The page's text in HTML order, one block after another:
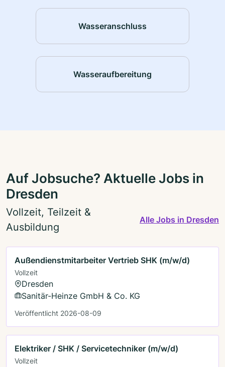
Wasseranschluss
Wasseraufbereitung
Auf Jobsuche? Aktuelle Jobs in
Dresden
Vollzeit, Teilzeit &
Ausbildung
Alle Jobs in Dresden
Außendienstmitarbeiter Vertrieb SHK (m/w/d)
Vollzeit
Dresden
Sanitär-Heinze GmbH & Co. KG
Veröffentlicht 2026-08-09
Elektriker / SHK / Servicetechniker (m/w/d)
Vollzeit